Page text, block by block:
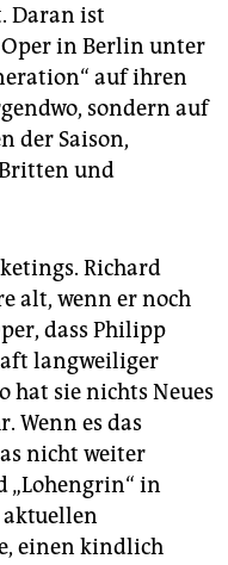
Daran ist
Oper in Berlin unter
auf ihren
sondern auf
der Saison,
Britten und
Richard
alt, wenn er noch
dass Philipp
langweiliger
hat sie nichts Neues
Wenn es das
nicht weiter
„Lohengrin“ in
einen kindlich